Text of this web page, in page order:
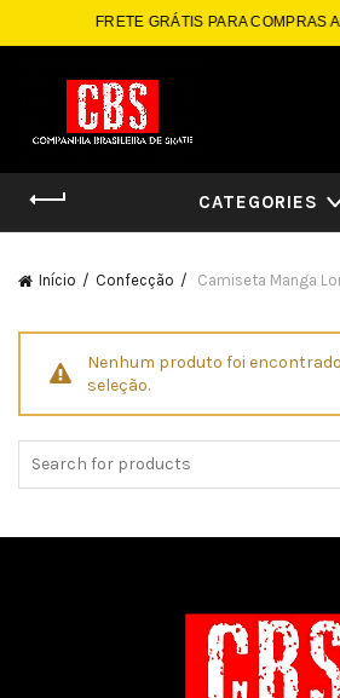
FRETE GRÁTIS PARA COMPRAS
CATEGORIES
Início Confecção Camiseta Manga
Nenhum produto foi
seleção.